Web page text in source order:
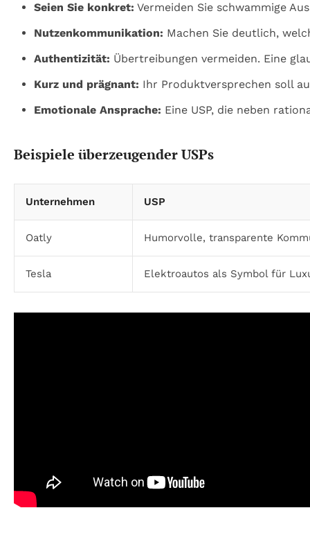
Seien Sie konkret: Vermeiden Sie schwammige
Nutzenkommunikation: Machen Sie deutlich,
Authentizität: Übertreibungen vermeiden. Eine
Kurz und prägnant: Ihr Produktversprechen soll
Emotionale Ansprache: Eine USP, die neben
Beispiele überzeugender USPs
Unternehmen USP
Oatly Humorvolle, transparente
Tesla Elektroautos als Symbol für